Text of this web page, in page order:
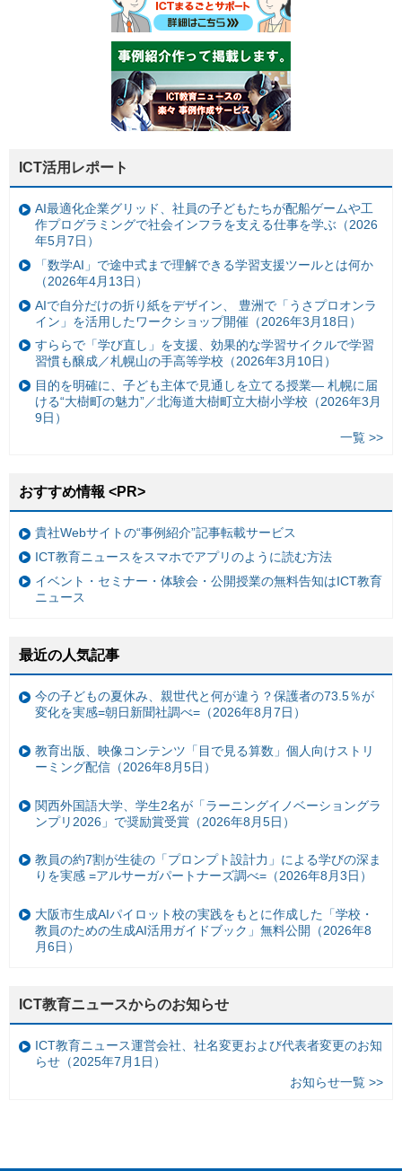
ICT活用レポート
AI最適化企業グリッド、社員の子どもたちが配船ゲームや工
作プログラミングで社会インフラを支える仕事を学ぶ（2026
年5月7日）
「数学AI」で途中式まで理解できる学習支援ツールとは何か
（2026年4月13日）
AIで自分だけの折り紙をデザイン、 豊洲で「うさプロオンラ
イン」を活用したワークショップ開催（2026年3月18日）
すららで「学び直し」を支援、効果的な学習サイクルで学習
習慣も醸成／札幌山の手高等学校（2026年3月10日）
目的を明確に、子ども主体で見通しを立てる授業— 札幌に届
ける“大樹町の魅力”／北海道大樹町立大樹小学校（2026年3月
9日）
一覧 >>
おすすめ情報 <PR>
貴社Webサイトの“事例紹介”記事転載サービス
ICT教育ニュースをスマホでアプリのように読む方法
イベント・セミナー・体験会・公開授業の無料告知はICT教育
ニュース
最近の人気記事
今の子どもの夏休み、親世代と何が違う？保護者の73.5％が
変化を実感=朝日新聞社調べ=（2026年8月7日）
教育出版、映像コンテンツ「目で見る算数」個人向けストリ
ーミング配信（2026年8月5日）
関西外国語大学、学生2名が「ラーニングイノベーショングラ
ンプリ2026」で奨励賞受賞（2026年8月5日）
教員の約7割が生徒の「プロンプト設計力」による学びの深ま
りを実感 =アルサーガパートナーズ調べ=（2026年8月3日）
大阪市生成AIパイロット校の実践をもとに作成した「学校・
教員のための生成AI活用ガイドブック」無料公開（2026年8
月6日）
ICT教育ニュースからのお知らせ
ICT教育ニュース運営会社、社名変更および代表者変更のお知
らせ（2025年7月1日）
お知らせ一覧 >>